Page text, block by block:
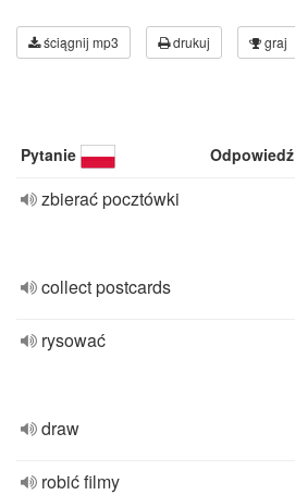
ściągnij mp3 drukuj graj
Pytanie Odpowiedź
zbierać pocztówki
collect postcards
rysować
draw
robić filmy